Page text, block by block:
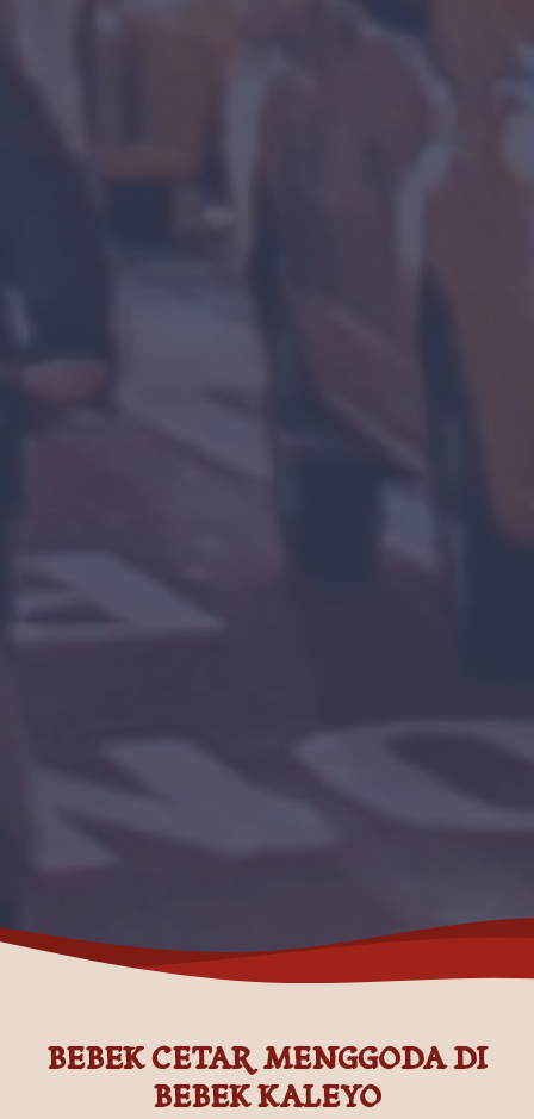
BEBEK CETAR MENGGODA DI
BEBEK KALEYO